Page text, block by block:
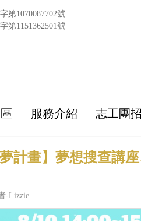
第1070087702號
第1151362501號
服務介紹 志工團
夢計畫】夢想搜查講
-Lizzie